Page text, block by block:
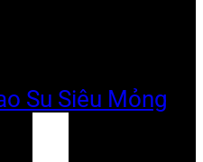
Su Siêu Mỏng